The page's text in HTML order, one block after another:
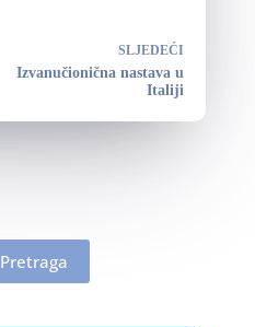
SLJEDEĆI
Izvanučionična nastava u
Italiji
Pretraga